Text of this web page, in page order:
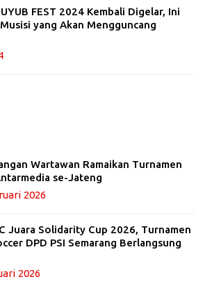
FEST 2024 Kembali Digelar, Ini
yang Akan Mengguncang
Wartawan Ramaikan Turnamen
se-Jateng
2026
Juara Solidarity Cup 2026, Turnamen
DPD PSI Semarang Berlangsung
2026